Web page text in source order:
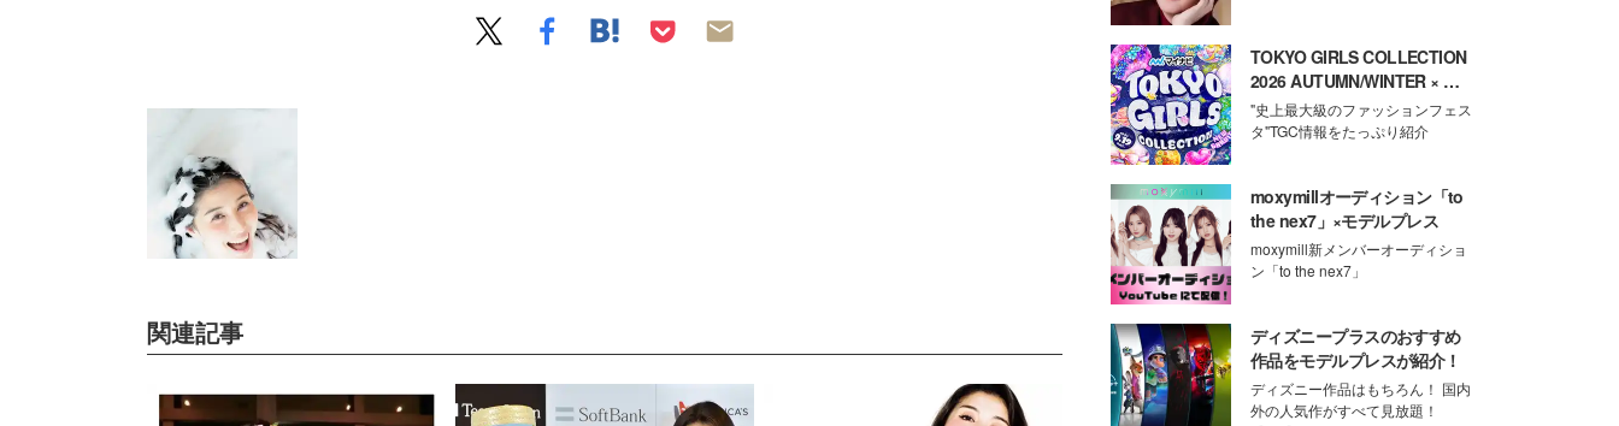
関連記事
TOKYO GIRLS COLLECTION
2026 AUTUMN/WINTER × モ
デルプレス
"史上最大級のファッションフェス
タ"TGC情報をたっぷり紹介
moxymillオーディション「to
the nex7」×モデルプレス
moxymill新メンバーオーディショ
ン「to the nex7」
ディズニープラスのおすすめ
作品をモデルプレスが紹介！
ディズニー作品はもちろん！ 国内
外の人気作がすべて見放題！